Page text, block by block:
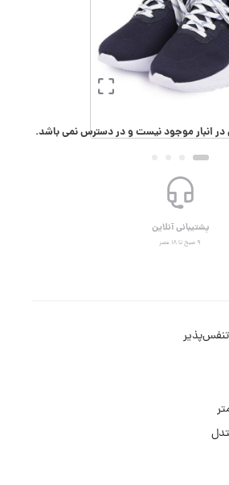
انبار موجود نیست و در دسترس نمی باشد.
پشتیبانی آنلاین
۹ صبح تا ۱۸ عصر